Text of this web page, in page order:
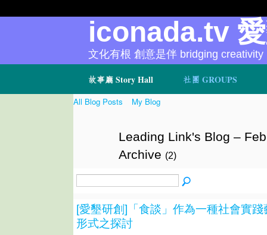
故事廳 Story Hall 社團 GROUPS
iconada.tv
文化有根 創意是伴 bridging creativity
All Blog Posts My Blog
Leading Link's Blog –
Archive (2)
[愛墾研創]「食談」作為一種社會實
形式之探討